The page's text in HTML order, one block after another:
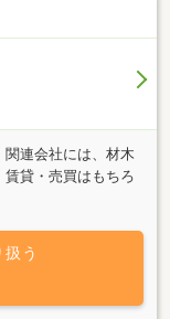
連会社には、材木
貸・売買はもちろ
改修相談も行って
活動しており、皆
同皆様からのご一
う